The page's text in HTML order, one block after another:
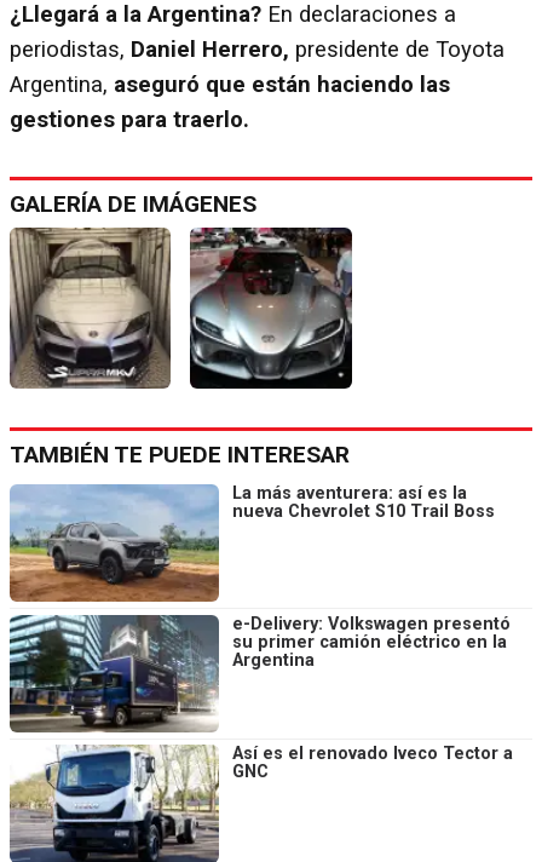
¿Llegará a la Argentina? En declaraciones a
periodistas, Daniel Herrero, presidente de Toyota
Argentina, aseguró que están haciendo las
gestiones para traerlo.
GALERÍA DE IMÁGENES
TAMBIÉN TE PUEDE INTERESAR
La más aventurera: así es la
nueva Chevrolet S10 Trail Boss
e-Delivery: Volkswagen presentó
su primer camión eléctrico en la
Argentina
Así es el renovado Iveco Tector a
GNC